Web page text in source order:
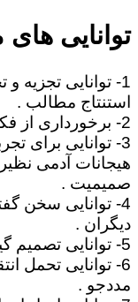
توانایی
1- توانایی
استنتاج مطالب .
2- برخورداری از فکر خلاق و نوآور .
3- توانایی برای
هیجانات آدمی
صمیمیت .
4- توانایی سخن
دیگران .
5- توانایی تصمیم گیری در مواقع بحران .
6- توانایی تحمل
مددجو .